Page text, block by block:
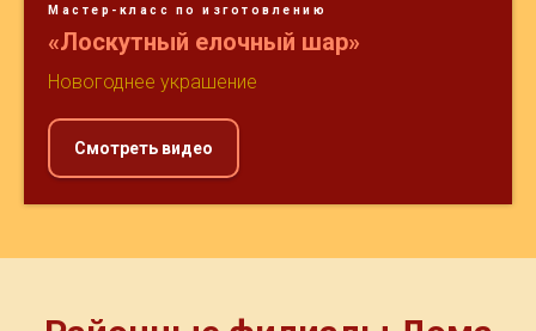
Мастер-класс по изготовлению
«Лоскутный елочный шар»
Новогоднее украшение
Смотреть видео